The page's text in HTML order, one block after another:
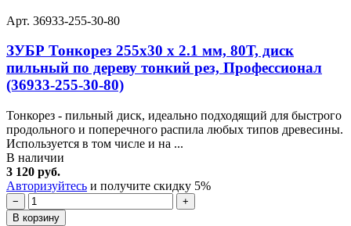
Арт. 36933-255-30-80
ЗУБР Тонкорез 255х30 x 2.1 мм, 80Т, диск
пильный по дереву тонкий рез, Профессионал
(36933-255-30-80)
Тонкорез - пильный диск, идеально подходящий для быстрого
продольного и поперечного распила любых типов древесины.
Используется в том числе и на ...
В наличии
3 120 руб.
Авторизуйтесь и получите скидку 5%
−
+
В корзину